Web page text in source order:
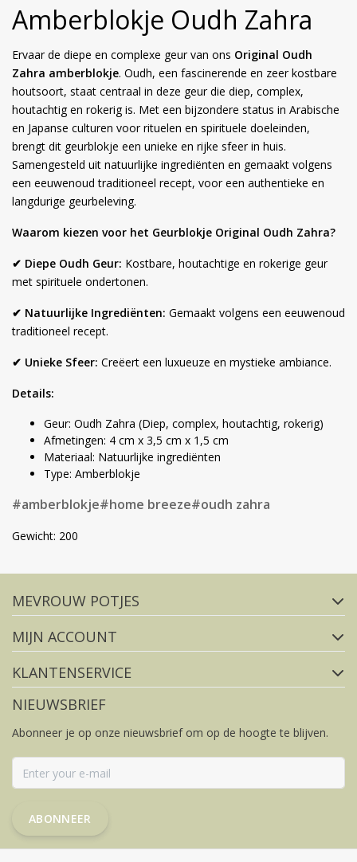
Amberblokje Oudh Zahra
Ervaar de diepe en complexe geur van ons Original Oudh
Zahra amberblokje. Oudh, een fascinerende en zeer kostbare
houtsoort, staat centraal in deze geur die diep, complex,
houtachtig en rokerig is. Met een bijzondere status in Arabische
en Japanse culturen voor rituelen en spirituele doeleinden,
brengt dit geurblokje een unieke en rijke sfeer in huis.
Samengesteld uit natuurlijke ingrediënten en gemaakt volgens
een eeuwenoud traditioneel recept, voor een authentieke en
langdurige geurbeleving.
Waarom kiezen voor het Geurblokje Original Oudh Zahra?
✔ Diepe Oudh Geur: Kostbare, houtachtige en rokerige geur
met spirituele ondertonen.
✔ Natuurlijke Ingrediënten: Gemaakt volgens een eeuwenoud
traditioneel recept.
✔ Unieke Sfeer: Creëert een luxueuze en mystieke ambiance.
Details:
Geur: Oudh Zahra (Diep, complex, houtachtig, rokerig)
Afmetingen: 4 cm x 3,5 cm x 1,5 cm
Materiaal: Natuurlijke ingrediënten
Type: Amberblokje
#amberblokje#home breeze#oudh zahra
Gewicht: 200
Volg ons op social media
FACEBOOK
MEVROUW POTJES
MIJN ACCOUNT
KLANTENSERVICE
NIEUWSBRIEF
Abonneer je op onze nieuwsbrief om op de hoogte te blijven.
ABONNEER